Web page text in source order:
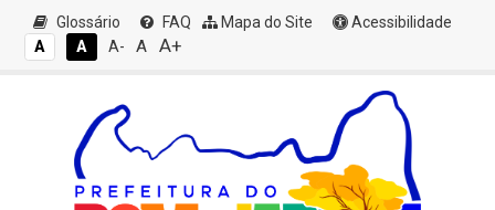
Glossário FAQ Mapa do Site
Acessibilidade
A
A A- A A+